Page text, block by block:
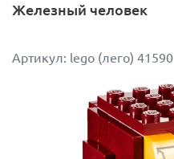
пилота.
Железный человек
Артикул: lego (лего) 41590